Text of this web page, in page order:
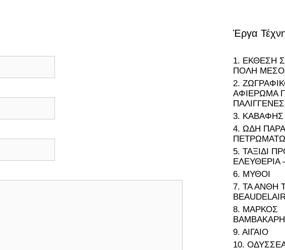
Έργα
1. ΕΚΘΕΣΗ
ΠΟΛΗ
2.
ΑΦΙΕΡΩΜΑ
3. ΚΑΒΑΦΗΣ
4. ΩΔΗ
5. ΤΑΞΙΔΙ
ΕΛΕΥΘΕΡΙΑ
6. ΜΥΘΟΙ
7. ΤΑ ΑΝΘΗ
8. ΜΑΡΚΟΣ
9. ΑΙΓΑΙΟ
10.